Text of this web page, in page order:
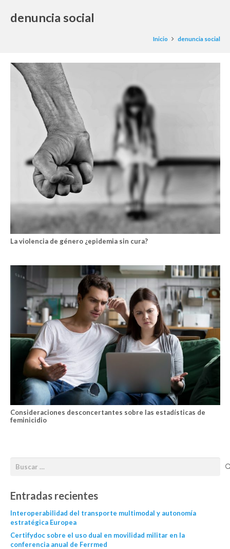
denuncia social
Inicio denuncia social
La violencia de género ¿epidemia sin cura?
Consideraciones desconcertantes sobre las estadísticas de
feminicidio
Entradas recientes
Interoperabilidad del transporte multimodal y autonomía
estratégica Europea
Certifydoc sobre el uso dual en movilidad militar en la
conferencia anual de Ferrmed